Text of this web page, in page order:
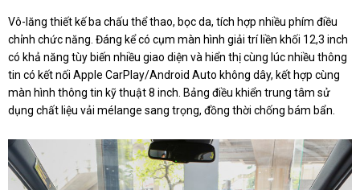
Vô-lăng thiết kế ba chấu thể thao, bọc da, tích hợp nhiều phím điều
chỉnh chức năng. Đáng kể có cụm màn hình giải trí liền khối 12,3 inch
có khả năng tùy biến nhiều giao diện và hiển thị cùng lúc nhiều thông
tin có kết nối Apple CarPlay/Android Auto không dây, kết hợp cùng
màn hình thông tin kỹ thuật 8 inch. Bảng điều khiển trung tâm sử
dụng chất liệu vải mélange sang trọng, đồng thời chống bám bẩn.